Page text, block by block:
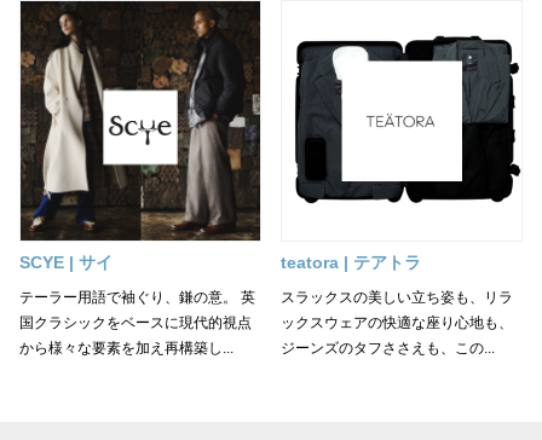
SCYE | サイ
テーラー用語で袖ぐり、鎌の意。 英
国クラシックをベースに現代的視点
から様々な要素を加え再構築し...
teatora | テアトラ
スラックスの美しい立ち姿も、リラ
ックスウェアの快適な座り心地も、
ジーンズのタフささえも、この...